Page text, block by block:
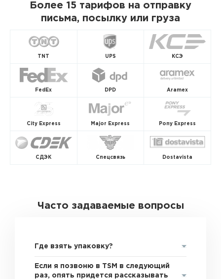
Более 15 тарифов на отправку
письма, посылку или груза
TNT UPS КСЭ
FedEx DPD Aramex
City Express Major Express Pony Express
СДЭК Спецсвязь Dostavista
Часто задаваемые вопросы
Где взять упаковку?
Если я позвоню в TSM в следующий
раз, опять придется рассказывать